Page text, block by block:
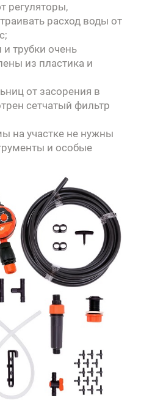
регуляторы,
расход воды от
и трубки очень
из пластика и
от засорения в
сетчатый фильтр
на участке не нужны
и особые